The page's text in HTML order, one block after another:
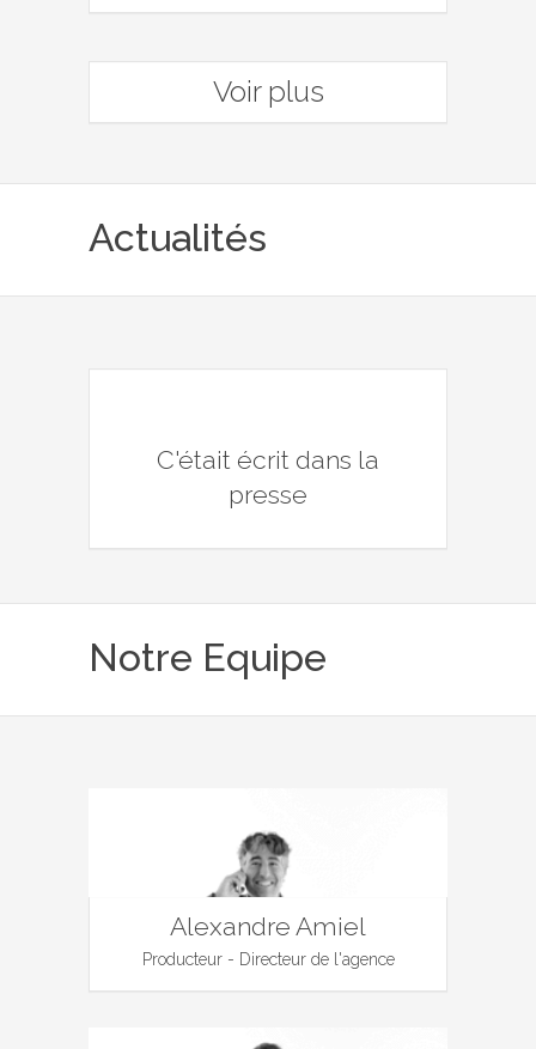
Voir plus
Actualités
C'était écrit dans la
presse
Notre Equipe
Alexandre Amiel
Producteur - Directeur de l'agence